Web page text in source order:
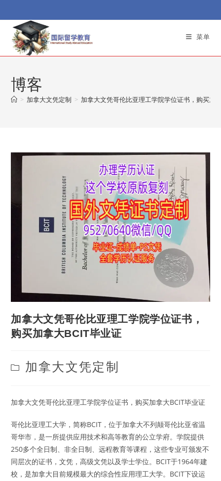
to
content
菜单
博客
> 加拿大文凭定制 > 加拿大文凭哥伦比亚理工学院学位证书，购买加
加拿大文凭哥伦比亚理工学院学位证书，
购买加拿大BCIT毕业证
Post
category:
加拿大文凭定制
加拿大文凭哥伦比亚理工学院学位证书，购买加拿大BCIT毕业证
哥伦比亚理工大学，简称BCIT，位于加拿大不列颠哥伦比亚省温
哥华市，是一所提供应用技术和高等教育的公立学府。学院提供
250多个全日制、非全日制、远程教育等课程，这些专业可颁发不
同层次的证书，文凭，高级文凭以及学士学位。BCIT于1964年建
校，是加拿大目前规模最大的综合性应用理工大学。BCIT下设运